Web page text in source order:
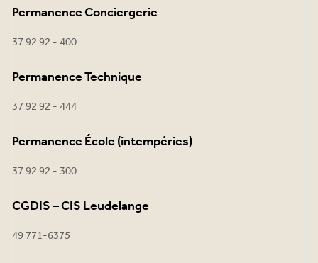
Permanence Conciergerie
37 92 92 - 400
Permanence Technique
37 92 92 - 444
Permanence École (intempéries)
37 92 92 - 300
CGDIS – CIS Leudelange
49 771-6375